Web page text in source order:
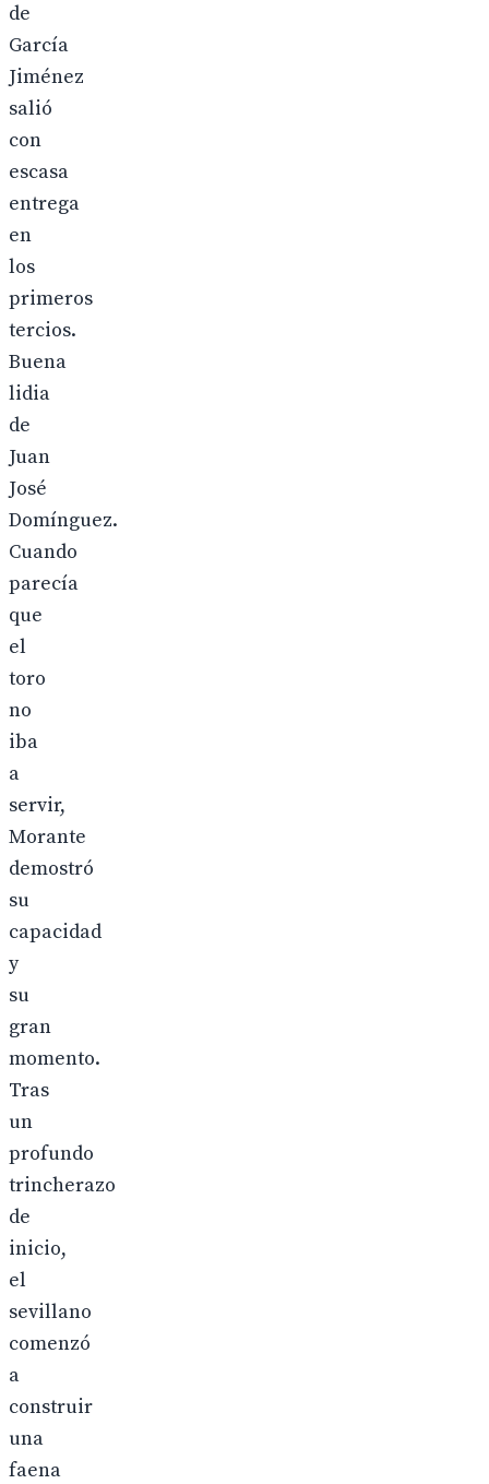
de
García
Jiménez
salió
con
escasa
entrega
en
los
primeros
tercios.
Buena
lidia
de
Juan
José
Domínguez.
Cuando
parecía
que
el
toro
no
iba
a
servir,
Morante
demostró
su
capacidad
y
su
gran
momento.
Tras
un
profundo
trincherazo
de
inicio,
el
sevillano
comenzó
a
construir
una
faena